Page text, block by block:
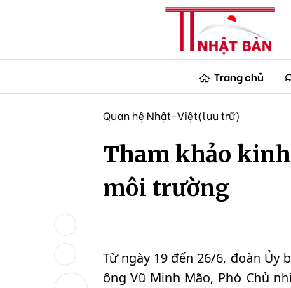
Trang chủ
Quan hệ Nhật-Việt(lưu trữ)
Tham khảo
môi trường
Từ ngày 19 đến 26/6, đoàn Ủy
ông Vũ Minh Mão, Phó Chủ